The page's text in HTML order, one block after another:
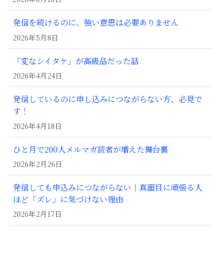
発信を続けるのに、強い意思は必要ありません
2026年5月8日
「変なシイタケ」が高級品だった話
2026年4月24日
発信しているのに申し込みにつながらない方、必見で
す！
2026年4月18日
ひと月で200人メルマガ読者が増えた舞台裏
2026年2月26日
発信しても申込みにつながらない｜真面目に頑張る人
ほど「ズレ」に気づけない理由
2026年2月17日